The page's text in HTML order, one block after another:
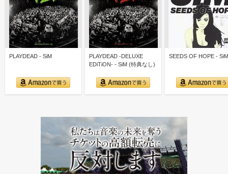
PLAYDEAD - SiM
PLAYDEAD -DELUXE
EDiTiON- - SiM (特典なし)
SEEDS OF HOPE - SiM